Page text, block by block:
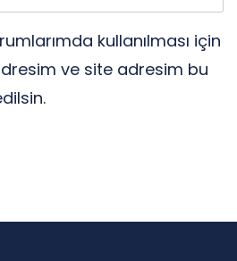
kullanılması için
ve site adresim bu